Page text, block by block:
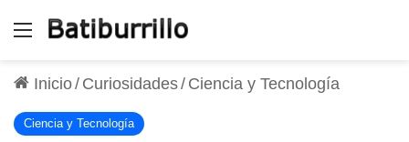
Menú
Inicio/ Curiosidades/ Ciencia y Tecnología
Ciencia y Tecnología